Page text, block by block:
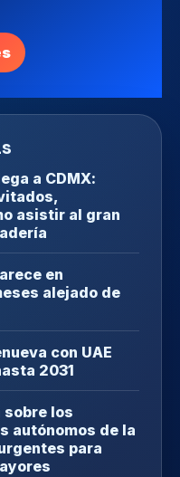
a CDMX:
asistir al gran
en
alejado de
con UAE
2031
sobre los
autónomos de la
para